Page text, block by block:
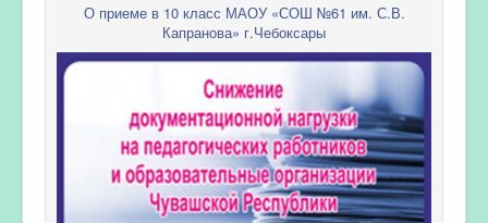
О приеме в 10 класс МАОУ «СОШ №61 им. С.В.
Капранова» г.Чебоксары